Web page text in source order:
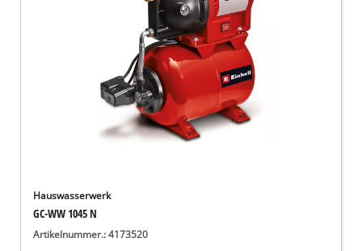
Hauswasserwerk
GC-WW 1045 N
Artikelnummer.: 4173520